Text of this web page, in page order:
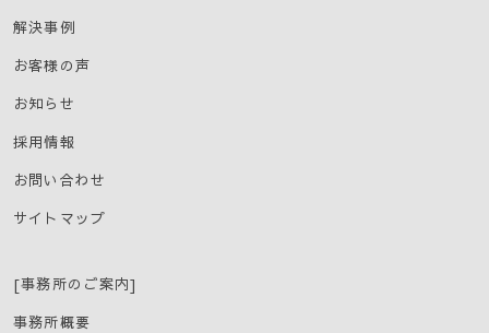
解決事例
お客様の声
お知らせ
採用情報
お問い合わせ
サイトマップ
[事務所のご案内]
事務所概要